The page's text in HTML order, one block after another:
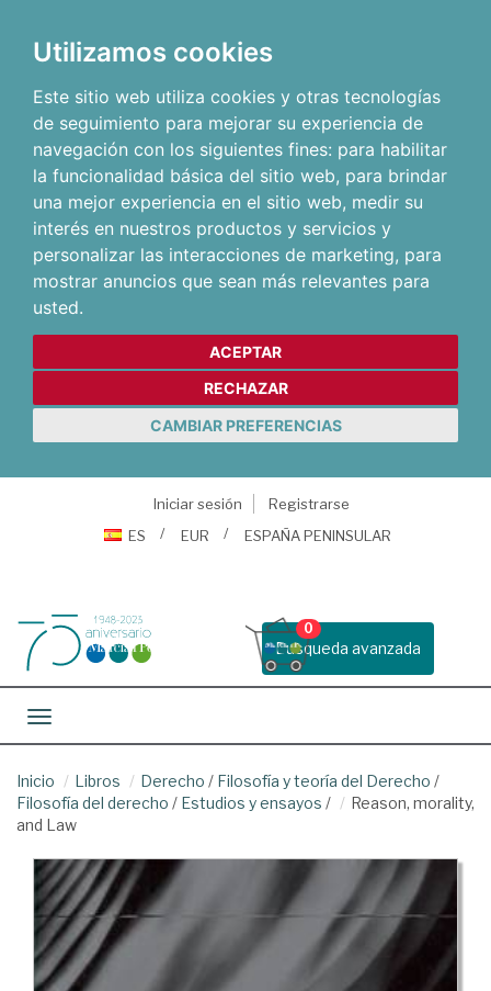
Utilizamos cookies
Este sitio web utiliza cookies y otras tecnologías
de seguimiento para mejorar su experiencia de
navegación con los siguientes fines: para habilitar
la funcionalidad básica del sitio web, para brindar
una mejor experiencia en el sitio web, medir su
interés en nuestros productos y servicios y
personalizar las interacciones de marketing, para
mostrar anuncios que sean más relevantes para
usted.
ACEPTAR
RECHAZAR
CAMBIAR PREFERENCIAS
Iniciar sesión
Registrarse
ES
EUR ESPAÑA PENINSULAR
Busqueda avanzada
0
Toggle navigation
Inicio Libros Derecho / Filosofía y teoría del Derecho /
Filosofía del derecho / Estudios y ensayos /
Reason, morality,
and Law